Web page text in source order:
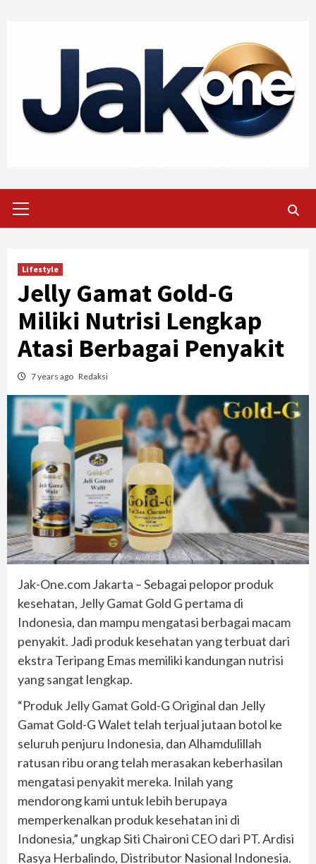
Menu
Lifestyle
Jelly Gamat Gold-G
Miliki Nutrisi Lengkap
Atasi Berbagai Penyakit
7 years ago Redaksi
Jak-One.com Jakarta – Sebagai pelopor produk
kesehatan, Jelly Gamat Gold G pertama di
Indonesia, dan mampu mengatasi berbagai macam
penyakit. Jadi produk kesehatan yang terbuat dari
ekstra Teripang Emas memiliki kandungan nutrisi
yang sangat lengkap.
“Produk Jelly Gamat Gold-G Original dan Jelly
Gamat Gold-G Walet telah terjual jutaan botol ke
seluruh penjuru Indonesia, dan Alhamdulillah
ratusan ribu orang telah merasakan keberhasilan
mengatasi penyakit mereka. Inilah yang
mendorong kami untuk lebih berupaya
memperkenalkan produk kesehatan ini di
Indonesia,” ungkap Siti Chaironi CEO dari PT. Ardisi
Rasya Herbalindo, Distributor Nasional Indonesia.